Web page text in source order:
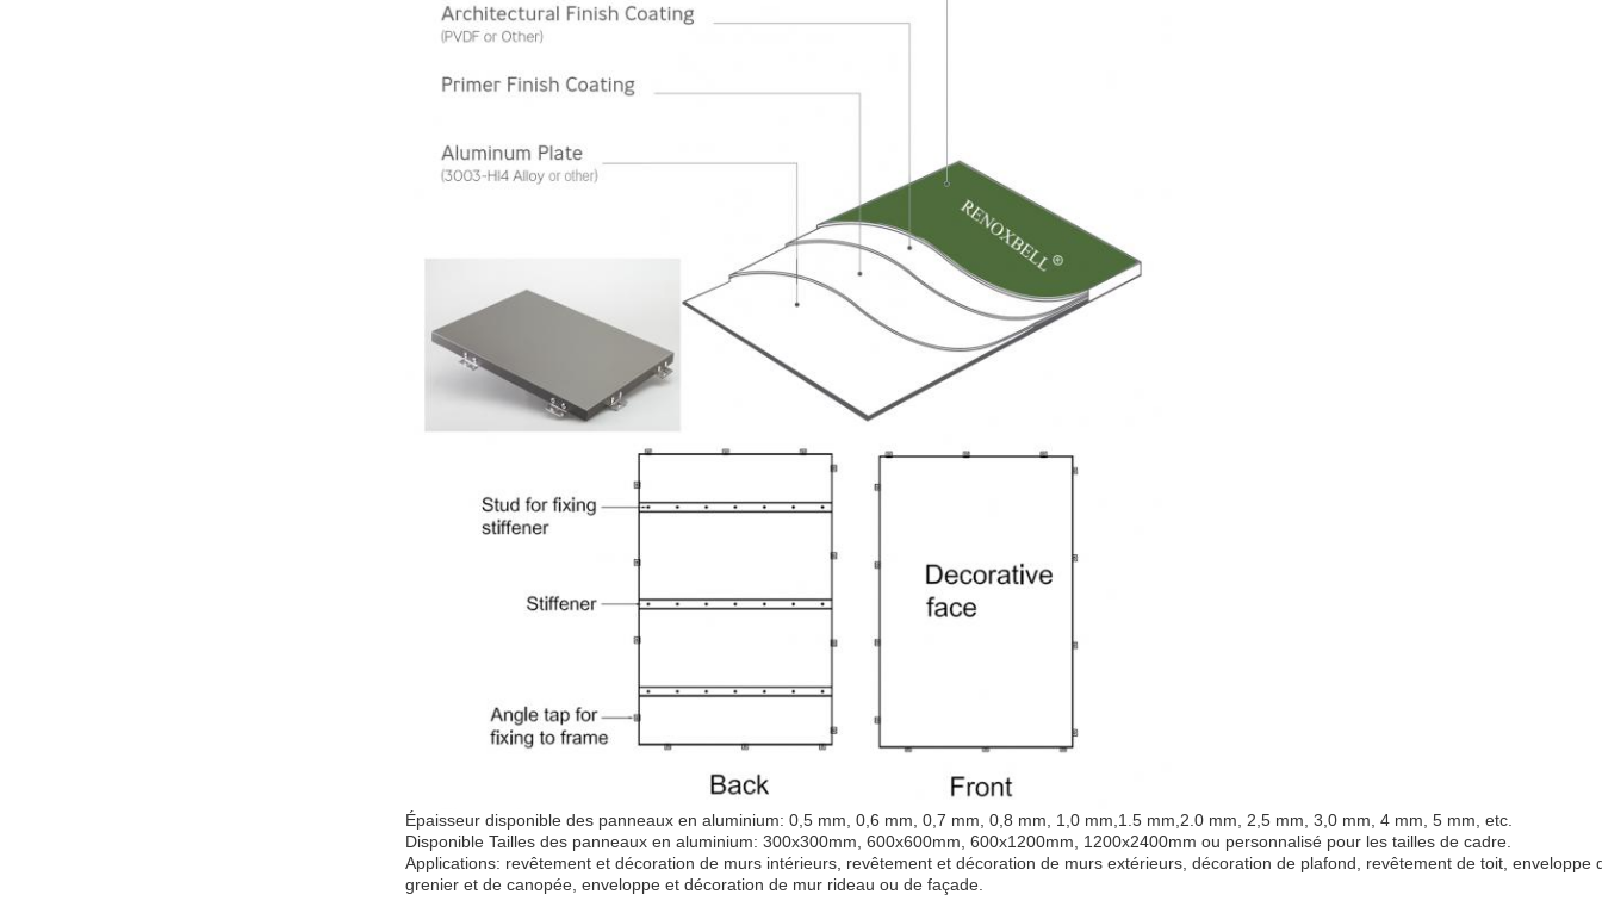
Épaisseur disponible des panneaux en aluminium: 0,5 mm, 0,6 mm, 0,7 mm, 0,8 mm, 1,0 mm,1.5 mm,2.0 mm, 2,5 mm, 3,0 mm, 4 mm, 5 mm, etc.
Disponible Tailles des panneaux en aluminium: 300x300mm, 600x600mm, 600x1200mm, 1200x2400mm ou personnalisé pour les tailles de cadre.
Applications: revêtement et décoration de murs intérieurs, revêtement et décoration de murs extérieurs, décoration de plafond, revêtement de toit, enveloppe
grenier et de canopée, enveloppe et décoration de mur rideau ou de façade.